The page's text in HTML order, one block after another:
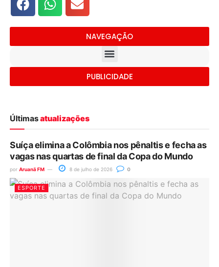
NAVEGAÇÃO
PUBLICIDADE
Últimasatualizações
Suíça elimina a Colômbia nos pênaltis e fecha as
vagas nas quartas de final da Copa do Mundo
por Aruanã FM 8 de julho de 2026 0
ESPORTE